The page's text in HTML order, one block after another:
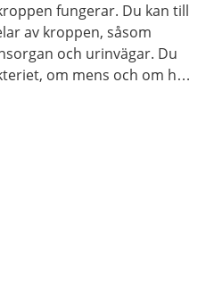
fungerar. Du kan till
av kroppen, såsom
och urinvägar. Du
om mens och om hur